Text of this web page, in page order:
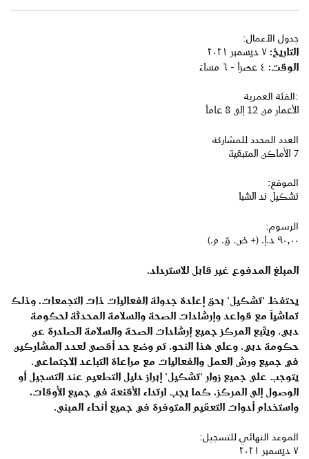
جدول الأعمال:
التاريخ: ٧ ديسمبر ٢٠٢١
الوقت: ٤ عصراً - ٦ مساءً
:الفئة العمرية
الأعمار من 12 إلى 8 عاماً
العدد المحدد للمشاركة
7 الأماكن المتبقية
الموقع:
تشكيل ند الشبا
الرسوم:
٩٠٫٠٠ د.إ.‏ (+ ض. ق. م.)
المبلغ المدفوع غير قابل للاسترداد.
يحتفظ "تشكيل" بحق إعادة جدولة الفعاليات ذات التجمعات، وذلك
تماشياً مع قواعد وإرشادات الصحة والسلامة المحدثة لحكومة
دبي. ويتّبع المركز جميع إرشادات الصحة والسلامة الصادرة عن
حكومة دبي. وعلى هذا النحو، تم وضع حد أقصى لعدد المشاركين
في جميع ورش العمل والفعاليات مع مراعاة التباعد الاجتماعي.
يتوجب على جميع زوار "تشكيل" إبراز دليل التطعيم عند التسجيل أو
الوصول إلى المركز، كما يجب ارتداء الأقنعة في جميع الأوقات،
واستخدام أدوات التعقيم المتوفرة في جميع أنحاء المبنى.
الموعد النهائي للتسجيل:
٧ ديسمبر ٢٠٢١